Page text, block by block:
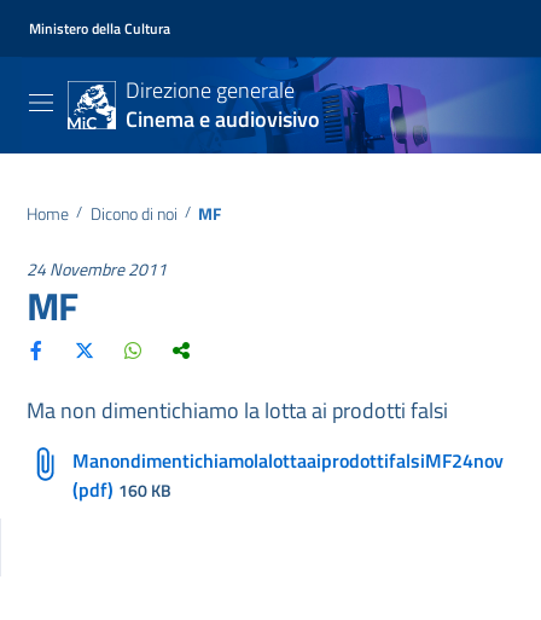
Ministero della Cultura
Direzione generale
Cinema e audiovisivo
Home / Dicono di noi / MF
24 Novembre 2011
MF
Ma non dimentichiamo la lotta ai prodotti falsi
ManondimentichiamolalottaaiprodottifalsiMF24nov
(pdf) 160 KB